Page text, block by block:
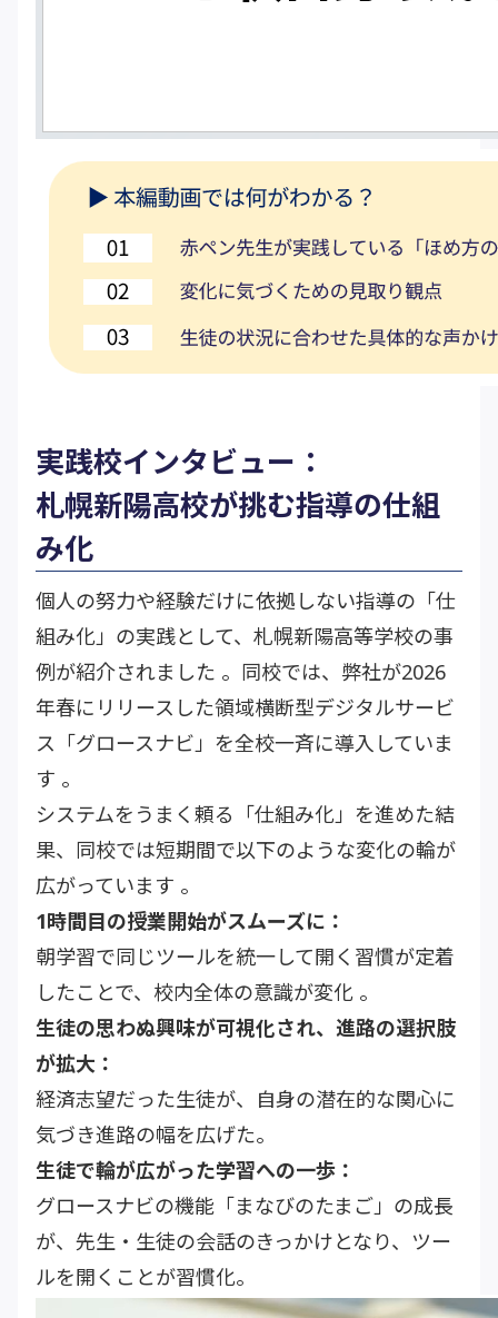
実践校インタビュー：
札幌新陽高校が挑む指導の仕組
み化
個人の努力や経験だけに依拠しない指導の「仕
組み化」の実践として、札幌新陽高等学校の事
例が紹介されました 。同校では、弊社が2026
年春にリリースした領域横断型デジタルサービ
ス「グロースナビ」を全校一斉に導入していま
す 。
システムをうまく頼る「仕組み化」を進めた結
果、同校では短期間で以下のような変化の輪が
広がっています 。
1時間目の授業開始がスムーズに：
朝学習で同じツールを統一して開く習慣が定着
したことで、校内全体の意識が変化 。
生徒の思わぬ興味が可視化され、進路の選択肢
が拡大：
経済志望だった生徒が、自身の潜在的な関心に
気づき進路の幅を広げた。
生徒で輪が広がった学習への一歩：
グロースナビの機能「まなびのたまご」の成長
が、先生・生徒の会話のきっかけとなり、ツー
ルを開くことが習慣化。